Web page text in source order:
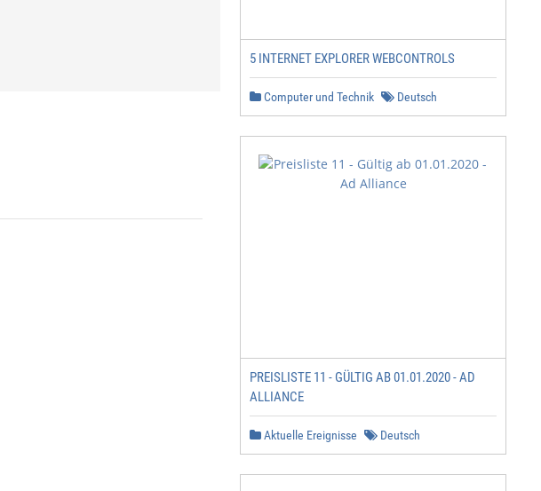
5 INTERNET EXPLORER WEBCONTROLS
Computer und Technik Deutsch
PREISLISTE 11 - GÜLTIG AB 01.01.2020 - AD
ALLIANCE
Aktuelle Ereignisse Deutsch